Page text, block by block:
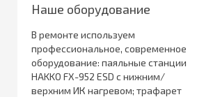
Наше оборудование
В ремонте используем
профессиональное, современное
оборудование: паяльные станции
HAKKO FX-952 ESD с нижним/
верхним ИК нагревом; трафарет